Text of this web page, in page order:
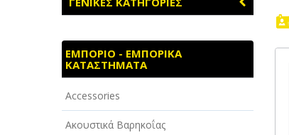
ΑΓΡΟΤΙΚΑ - ΚΤΗΝΟΤΡΟΦΙΚΑ
ΑΘΛΗΤΙΣΜΟΣ
ΑΥΤΟΚΙΝΗΤΑ - ΜΗΧΑΝΕΣ - ΣΚΑΦΗ
ΔΙΑΣΚΕΔΑΣΗ - ΨΥΧΑΓΩΓΙΑ - ΤΕΧΝΕΣ
ΕΜΠΟΡΙΟ - ΕΜΠΟΡΙΚΑ
ΚΑΤΑΣΤΗΜΑΤΑ
Accessories
Ακουστικά Βαρηκοΐας